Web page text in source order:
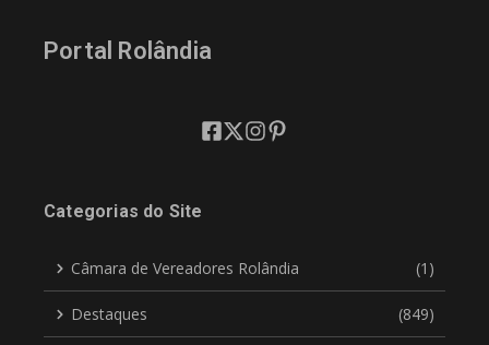
Portal Rolândia
Categorias do Site
Câmara de Vereadores Rolândia (1)
Destaques (849)